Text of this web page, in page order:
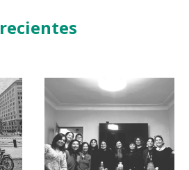
recientes